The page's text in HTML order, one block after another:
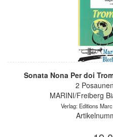
Sonata Nona Per doi
2
MARINI/Freiberg
Verlag: Editions